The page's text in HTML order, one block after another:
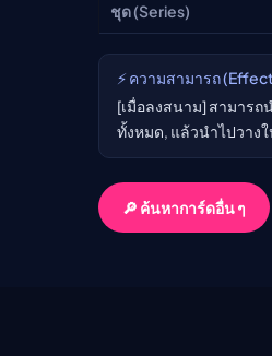
ชุด (Series)
⚡ ความสามารถ
[เมื่อลงสนาม] สามารถ
ทั้งหมด, แล้วนำไปวาง
🔎 ค้นหาการ์ดอื่น ๆ